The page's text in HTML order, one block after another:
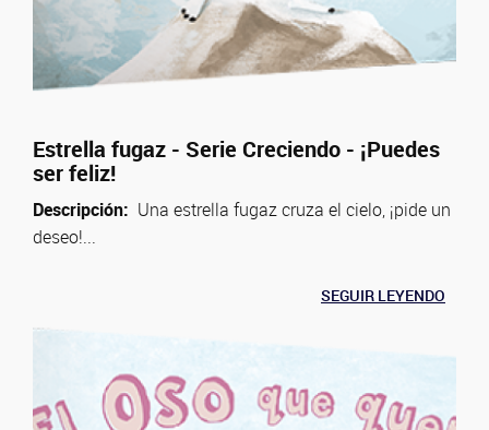
Estrella fugaz - Serie Creciendo - ¡Puedes
ser feliz!
Descripción: Una estrella fugaz cruza el cielo, ¡pide un
deseo!...
SEGUIR LEYENDO